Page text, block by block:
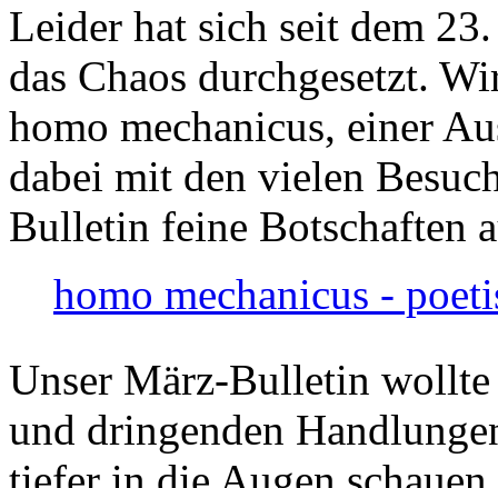
Leider hat sich seit dem
das Chaos durchgesetzt.
homo mechanicus, einer
dabei mit den vielen
Bulletin feine Botschaften
homo mechanicus -
Unser März-Bulletin
und dringenden